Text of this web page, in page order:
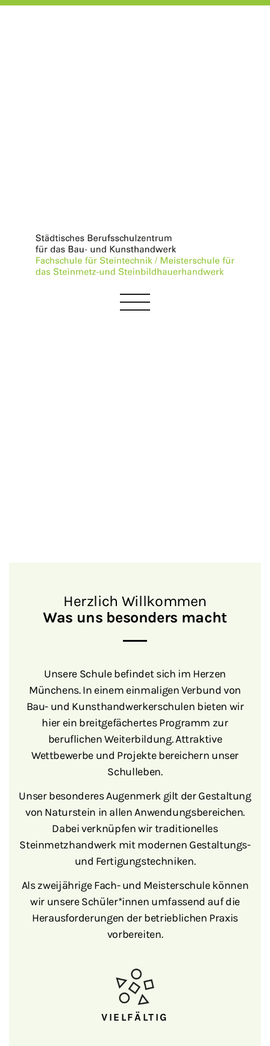
Herzlich Willkommen
Was uns besonders macht
Unsere Schule befindet sich im Herzen
Münchens. In einem einmaligen Verbund von
Bau- und Kunsthandwerkerschulen bieten wir
hier ein breitgefächertes Programm zur
beruflichen Weiterbildung. Attraktive
Wettbewerbe und Projekte bereichern unser
Schulleben.
Unser besonderes Augenmerk gilt der Gestaltung
von Naturstein in allen Anwendungsbereichen.
Dabei verknüpfen wir traditionelles
Steinmetzhandwerk mit modernen Gestaltungs-
und Fertigungstechniken.
Als zweijährige Fach- und Meisterschule können
wir unsere Schüler*innen umfassend auf die
Herausforderungen der betrieblichen Praxis
vorbereiten.
VIELFÄLTIG